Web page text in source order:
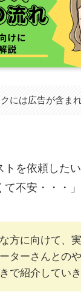
には広告が含まれ
トを依頼した
不安・・・」
方に向けて、
ーターさんとの
で紹介していき